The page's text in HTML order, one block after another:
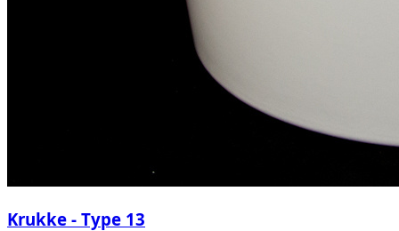
Krukke - Type 13